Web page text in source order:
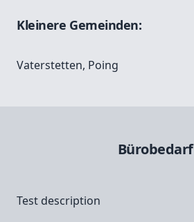
Kleinere Gemeinden:
Vaterstetten, Poing
Bürobedarf
Test description